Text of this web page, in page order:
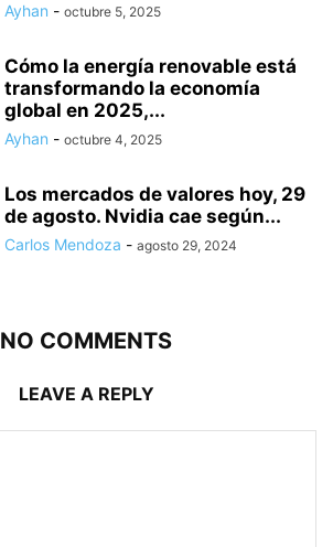
Ayhan - octubre 5, 2025
Cómo la energía renovable está
transformando la economía
global en 2025,...
Ayhan - octubre 4, 2025
Los mercados de valores hoy, 29
de agosto. Nvidia cae según...
Carlos Mendoza - agosto 29, 2024
NO COMMENTS
LEAVE A REPLY